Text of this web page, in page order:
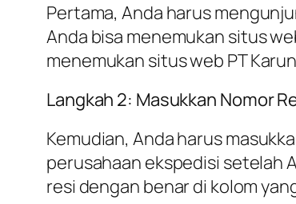
Pertama, Anda harus
Anda bisa menemukan situs
menemukan situs web PT
Langkah 2: Masukkan Nomor
Kemudian, Anda harus
perusahaan ekspedisi setelah
resi dengan benar di kolom